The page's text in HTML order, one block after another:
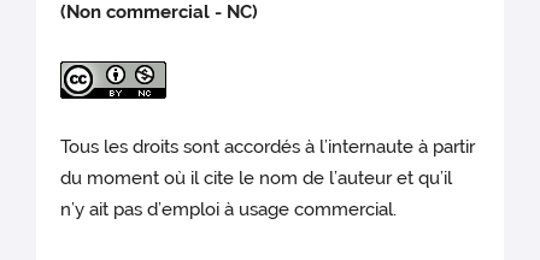
(Non commercial - NC)
Tous les droits sont accordés à l’internaute à partir
du moment où il cite le nom de l’auteur et qu’il
n’y ait pas d’emploi à usage commercial.